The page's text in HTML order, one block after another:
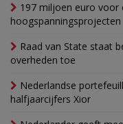
197 miljoen euro voor
hoogspanningsprojecten
Raad van State staat
overheden toe
Nederlandse
halfjaarcijfers Xior